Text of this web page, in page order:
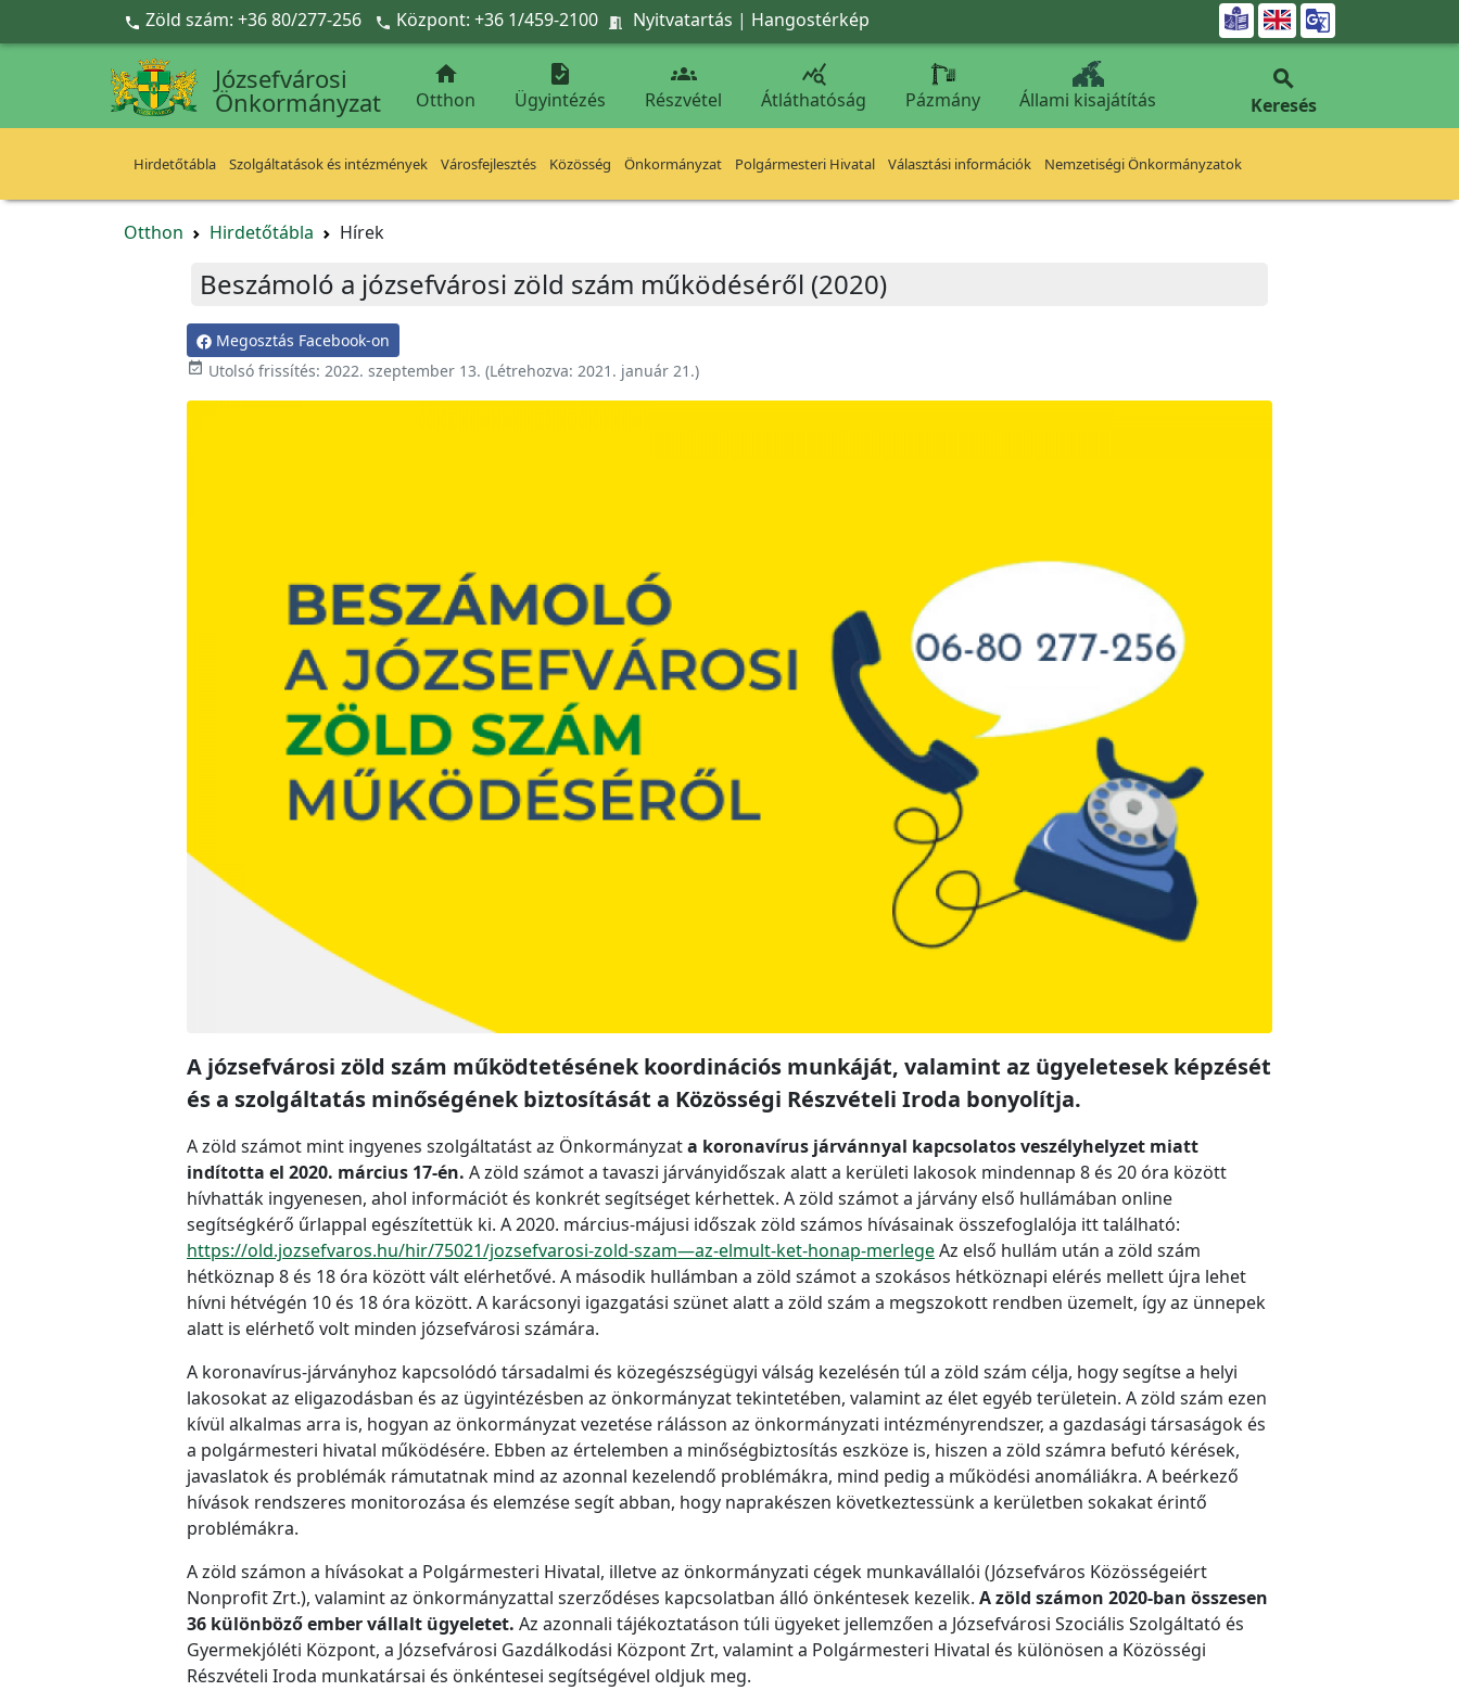
Ugrás a fő tartalomra
 Zöld szám: +36 80/277-256  Központ: +36 1/459-2100  Nyitvatartás | Hangostérkép 
Józsefvárosi
Önkormányzat

Otthon

Ügyintézés

Részvétel

Átláthatóság Pázmány Állami kisajátítás

Keresés
Hirdetőtábla Szolgáltatások és intézmények Városfejlesztés Közösség Önkormányzat Polgármesteri Hivatal Választási információk Nemzetiségi Önkormányzatok
Otthon Hirdetőtábla Hírek
Beszámoló a józsefvárosi zöld szám működéséről (2020)
Megosztás Facebook-on
 Utolsó frissítés: 2022. szeptember 13. (Létrehozva: 2021. január 21.)
A józsefvárosi zöld szám működtetésének koordinációs munkáját, valamint az ügyeletesek képzését
és a szolgáltatás minőségének biztosítását a Közösségi Részvételi Iroda bonyolítja.
A zöld számot mint ingyenes szolgáltatást az Önkormányzata koronavírus járvánnyal kapcsolatos veszélyhelyzet miatt
indította el 2020. március 17-én. A zöld számot a tavaszi járványidőszak alatt a kerületi lakosok mindennap 8 és 20 óra között
hívhatták ingyenesen, ahol információt és konkrét segítséget kérhettek. A zöld számot a járvány első hullámában online
segítségkérő űrlappal egészítettük ki. A 2020. március-májusi időszak zöld számos hívásainak összefoglalója itt található:
https://old.jozsefvaros.hu/hir/75021/jozsefvarosi-zold-szam—az-elmult-ket-honap-merlegeAz első hullám után a zöld szám
hétköznap 8 és 18 óra között vált elérhetővé. A második hullámban a zöld számot a szokásos hétköznapi elérés mellett újra lehet
hívni hétvégén 10 és 18 óra között. A karácsonyi igazgatási szünet alatt a zöld szám a megszokott rendben üzemelt, így az ünnepek
alatt is elérhető volt minden józsefvárosi számára.
A koronavírus-járványhoz kapcsolódó társadalmi és közegészségügyi válság kezelésén túl a zöld szám célja, hogy segítse a helyi
lakosokat az eligazodásban és az ügyintézésben az önkormányzat tekintetében, valamint az élet egyéb területein. A zöld szám ezen
kívül alkalmas arra is, hogyan az önkormányzat vezetése rálásson az önkormányzati intézményrendszer, a gazdasági társaságok és
a polgármesteri hivatal működésére. Ebben az értelemben a minőségbiztosítás eszköze is, hiszen a zöld számra befutó kérések,
javaslatok és problémák rámutatnak mind az azonnal kezelendő problémákra, mind pedig a működési anomáliákra. A beérkező
hívások rendszeres monitorozása és elemzése segít abban, hogy naprakészen következtessünk a kerületben sokakat érintő
problémákra.
A zöld számon a hívásokat a Polgármesteri Hivatal, illetve az önkormányzati cégek munkavállalói (Józsefváros Közösségeiért
Nonprofit Zrt.), valamint az önkormányzattal szerződéses kapcsolatban álló önkéntesek kezelik. A zöld számon 2020-ban összesen
36 különböző ember vállalt ügyeletet. Az azonnali tájékoztatáson túli ügyeket jellemzően a Józsefvárosi Szociális Szolgáltató és
Gyermekjóléti Központ, a Józsefvárosi Gazdálkodási Központ Zrt, valamint a Polgármesteri Hivatal és különösen a Közösségi
Részvételi Iroda munkatársai és önkéntesei segítségével oldjuk meg.